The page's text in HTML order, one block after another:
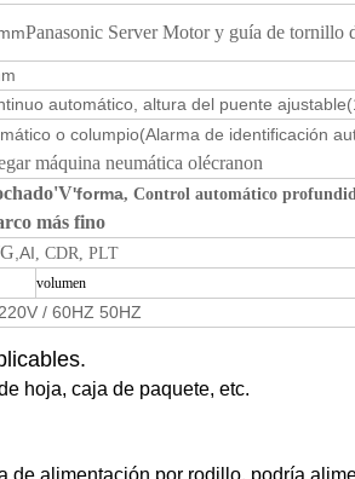
Panasonic Server Motor y guía de tornillo
automático, altura del puente ajustable
o columpio(Alarma de identificación
máquina neumática olécranon
'V'forma, Control automático
más fino
,AI, CDR, PLT
volumen
/ 60HZ 50HZ
hoja, caja de paquete, etc.
de alimentación por rodillo, podría